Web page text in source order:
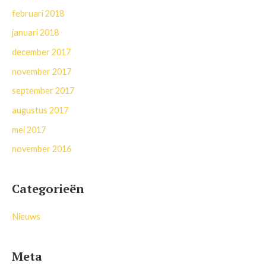
februari 2018
januari 2018
december 2017
november 2017
september 2017
augustus 2017
mei 2017
november 2016
Categorieën
Nieuws
Meta